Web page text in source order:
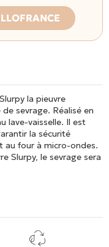
la pieuvre
sevrage. Réalisé en
lave-vaisselle. Il est
la sécurité
au four à micro-ondes.
Slurpy, le sevrage sera